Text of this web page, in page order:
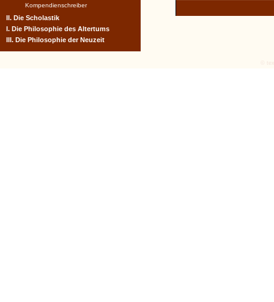
Kompendienschreiber
II. Die Scholastik
I. Die Philosophie des Altertums
III. Die Philosophie der Neuzeit